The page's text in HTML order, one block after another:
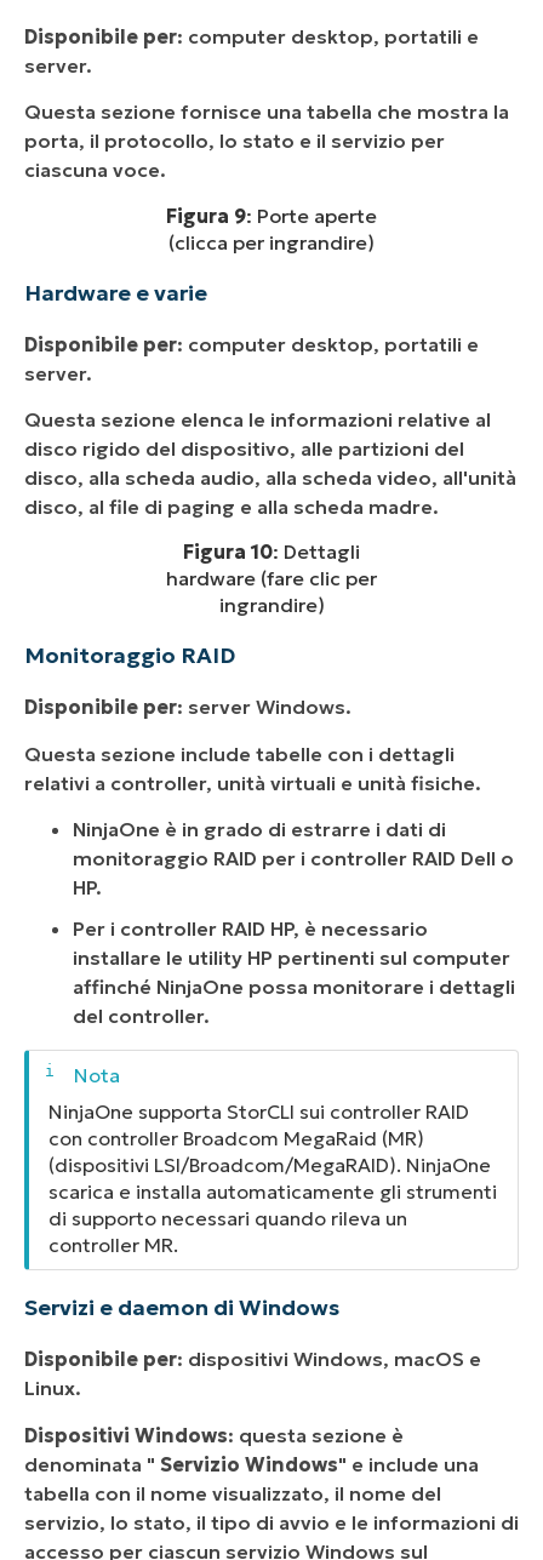
Disponibile per: computer desktop, portatili e
server.
Questa sezione fornisce una tabella che mostra la
porta, il protocollo, lo stato e il servizio per
ciascuna voce.
Figura 9: Porte aperte
(clicca per ingrandire)
Hardware e varie
Disponibile per: computer desktop, portatili e
server.
Questa sezione elenca le informazioni relative al
disco rigido del dispositivo, alle partizioni del
disco, alla scheda audio, alla scheda video, all'unità
disco, al file di paging e alla scheda madre.
Figura 10: Dettagli
hardware (fare clic per
ingrandire)
Monitoraggio RAID
Disponibile per: server Windows.
Questa sezione include tabelle con i dettagli
relativi a controller, unità virtuali e unità fisiche.
NinjaOne è in grado di estrarre i dati di
monitoraggio RAID per i controller RAID Dell o
HP.
Per i controller RAID HP, è necessario
installare le utility HP pertinenti sul computer
affinché NinjaOne possa monitorare i dettagli
del controller.
NinjaOne supporta StorCLI sui controller RAID
con controller Broadcom MegaRaid (MR)
(dispositivi LSI/Broadcom/MegaRAID). NinjaOne
scarica e installa automaticamente gli strumenti
di supporto necessari quando rileva un
controller MR.
Servizi e daemon di Windows
Disponibile per: dispositivi Windows, macOS e
Linux.
Dispositivi Windows: questa sezione è
denominata " Servizio Windows" e include una
tabella con il nome visualizzato, il nome del
servizio, lo stato, il tipo di avvio e le informazioni di
accesso per ciascun servizio Windows sul